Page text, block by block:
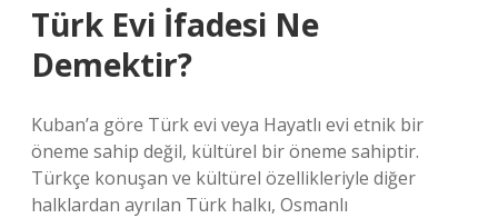
Türk Evi İfadesi Ne
Demektir?
Kuban’a göre Türk evi veya Hayatlı evi etnik bir
öneme sahip değil, kültürel bir öneme sahiptir.
Türkçe konuşan ve kültürel özellikleriyle diğer
halklardan ayrılan Türk halkı, Osmanlı